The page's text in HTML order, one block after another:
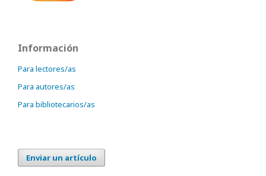
Información
Para lectores/as
Para autores/as
Para bibliotecarios/as
Enviar un artículo